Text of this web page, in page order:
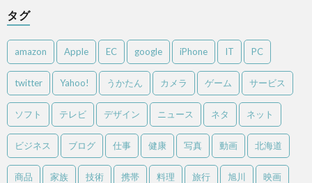
タグ
amazon Apple EC google iPhone IT PC
twitter Yahoo! うかたん カメラ ゲーム サービス
ソフト テレビ デザイン ニュース ネタ ネット
ビジネス ブログ 仕事 健康 写真 動画 北海道
商品 家族 技術 携帯 料理 旅行 旭川 映画